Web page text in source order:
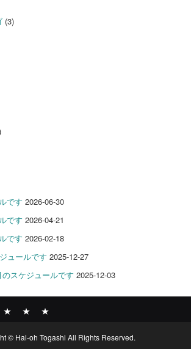
(3)
です 2026-06-30
です 2026-04-21
です 2026-02-18
ュールです 2025-12-27
スケジュールです 2025-12-03
PROFILE
© Hal-oh Togashi All Rights Reserved.